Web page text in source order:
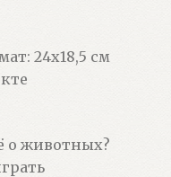
24х18,5 см
о животных?